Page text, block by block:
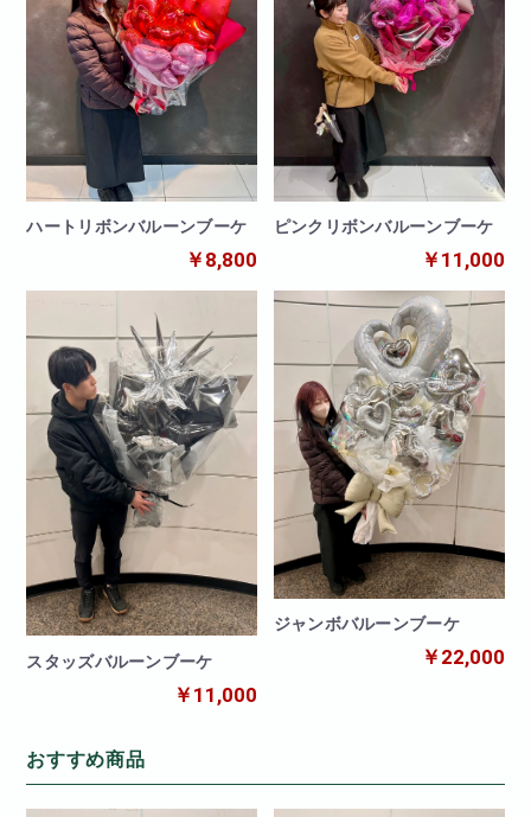
ハートリボンバルーンブーケ
￥8,800
ピンクリボンバルーンブーケ
￥11,000
スタッズバルーンブーケ
￥11,000
ジャンボバルーンブーケ
￥22,000
おすすめ商品